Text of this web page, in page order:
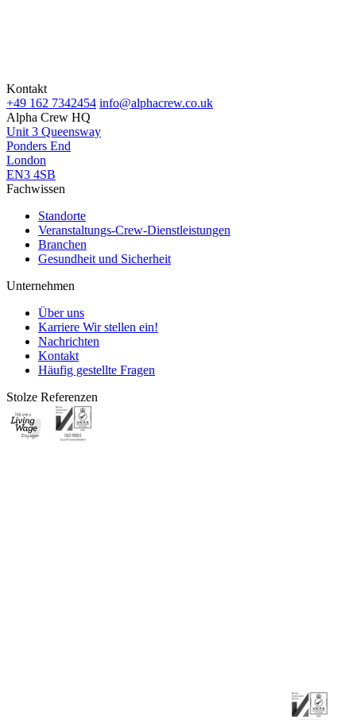
Kontakt
+49 162 7342454 info@alphacrew.co.uk
Alpha Crew HQ
Unit 3 Queensway
Ponders End
London
EN3 4SB
Fachwissen
Standorte
Veranstaltungs-Crew-Dienstleistungen
Branchen
Gesundheit und Sicherheit
Unternehmen
Über uns
Karriere Wir stellen ein!
Nachrichten
Kontakt
Häufig gestellte Fragen
Stolze Referenzen